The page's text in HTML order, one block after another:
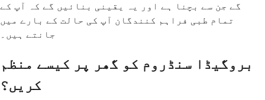
گے جن سے بچنا ہے اور یہ یقینی بنائیں گے کہ آپ کے
تمام طبی فراہم کنندگان آپ کی حالت کے بارے میں
جانتے ہیں۔
بروگیڈا سنڈروم کو گھر پر کیسے منظم
کریں؟